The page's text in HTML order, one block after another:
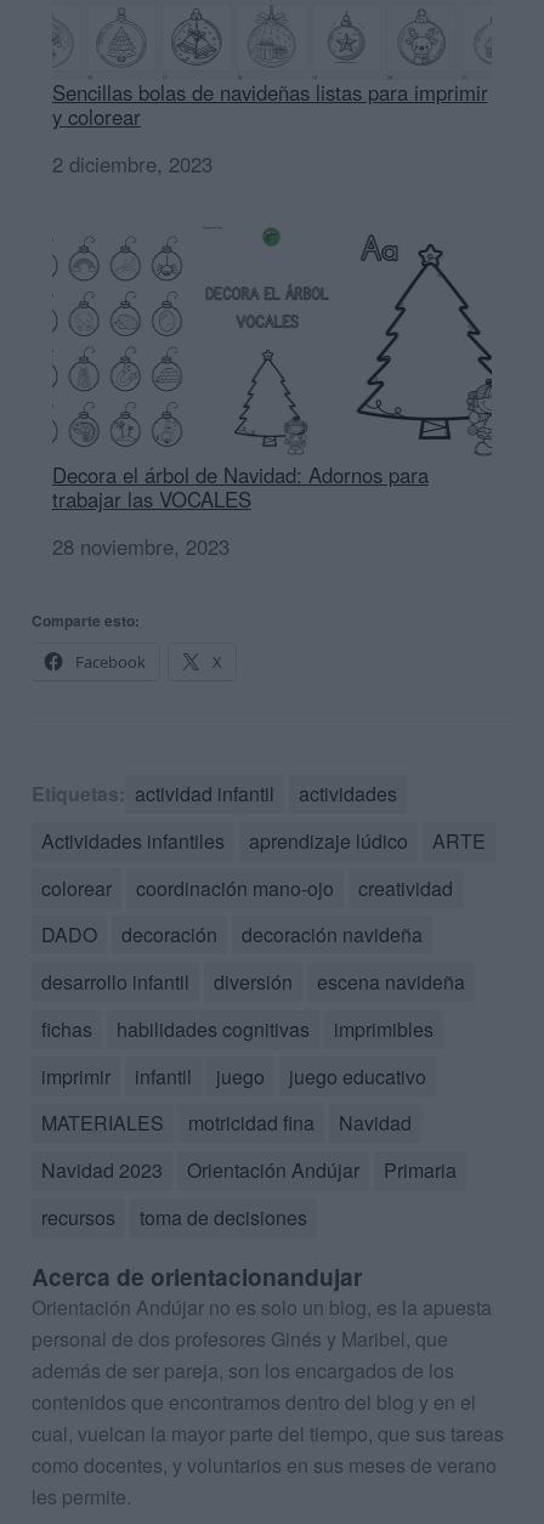
Sencillas bolas de navideñas listas para imprimir
y colorear
Fecha
2 diciembre, 2023
Decora el árbol de Navidad: Adornos para
trabajar las VOCALES
Fecha
28 noviembre, 2023
Comparte esto:
Facebook
X
Etiquetas: actividad infantil
actividades
Actividades infantiles
aprendizaje lúdico
ARTE
colorear
coordinación mano-ojo
creatividad
DADO
decoración
decoración navideña
desarrollo infantil
diversión
escena navideña
fichas
habilidades cognitivas
imprimibles
imprimir
infantil juego
juego educativo
MATERIALES
motricidad fina
Navidad
Navidad 2023
Orientación Andújar
Primaria
recursos
toma de decisiones
Acerca de orientacionandujar
Orientación Andújar no es solo un blog, es la apuesta
personal de dos profesores Ginés y Maribel, que
además de ser pareja, son los encargados de los
contenidos que encontramos dentro del blog y en el
cual, vuelcan la mayor parte del tiempo, que sus tareas
como docentes, y voluntarios en sus meses de verano
les permite.